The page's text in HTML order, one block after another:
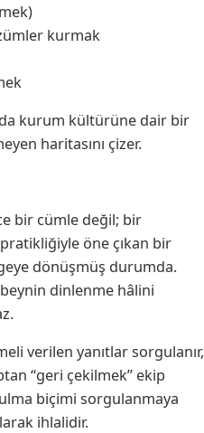
kurmak
kurum kültürüne dair bir
haritasını çizer.
bir cümle değil; bir
öne çıkan bir
dönüşmüş durumda.
dinlenme hâlini
verilen yanıtlar sorgulanır,
“geri çekilmek” ekip
biçimi sorgulanmaya
ihlalidir.